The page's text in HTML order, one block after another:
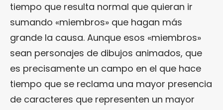
tiempo que resulta normal que quieran ir
sumando «miembros» que hagan más
grande la causa. Aunque esos «miembros»
sean personajes de dibujos animados, que
es precisamente un campo en el que hace
tiempo que se reclama una mayor presencia
de caracteres que representen un mayor